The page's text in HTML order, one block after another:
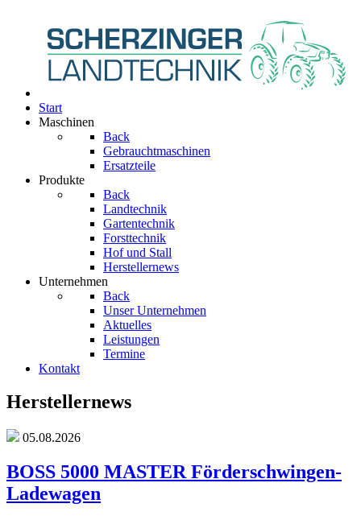
Start
Maschinen
Back
Gebrauchtmaschinen
Ersatzteile
Produkte
Back
Landtechnik
Gartentechnik
Forsttechnik
Hof und Stall
Herstellernews
Unternehmen
Back
Unser Unternehmen
Aktuelles
Leistungen
Termine
Kontakt
Herstellernews
05.08.2026
BOSS 5000 MASTER Förderschwingen-
Ladewagen